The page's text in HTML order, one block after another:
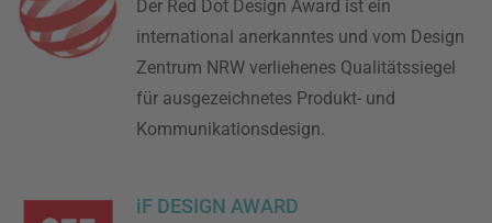
Der Red Dot Design Award ist ein
international anerkanntes und vom Design
Zentrum NRW verliehenes Qualitätssiegel
für ausgezeichnetes Produkt- und
Kommunikationsdesign.
iF DESIGN AWARD